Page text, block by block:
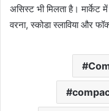
असिस्ट भी मिलता है। मार्केट
वरना, स्कोडा स्लाविया और